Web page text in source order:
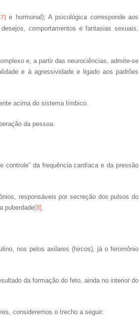
[7]
e hormonal); A psicológica corresponde aos
comportamentos e fantasias sexuais,
e, a partir das neurociências, admite-se
e à agressividade e ligado aos padrões
acima do sistema límbico.
da pessoa.
controle” da frequência cardíaca e da pressão
responsáveis por secreção dos pulsos do
puberdade[8] .
nos pelos axilares (hircos), já o feromônio
da formação do feto, ainda no interior do
consideremos o trecho a seguir: